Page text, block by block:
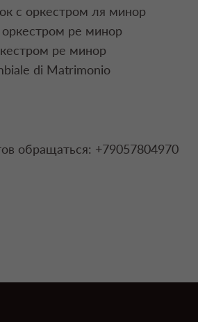
с оркестром ля минор
ре минор
ре минор
di Matrimonio
обращаться: +79057804970